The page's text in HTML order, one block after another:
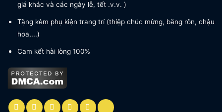
giá khác và các ngày lễ, tết .v.v. )
Tặng kèm phụ kiện trang trí (thiệp chúc mừng, băng rôn, chậu
hoa,...)
Cam kết hài lòng 100%